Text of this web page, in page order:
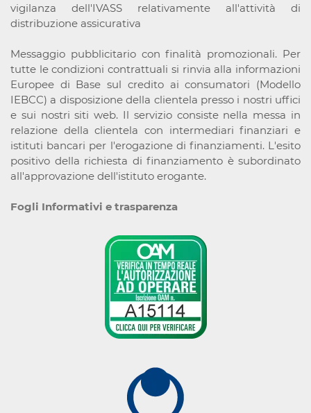
vigilanza dell'IVASS relativamente all'attività di
distribuzione assicurativa
Messaggio pubblicitario con finalità promozionali. Per
tutte le condizioni contrattuali si rinvia alla informazioni
Europee di Base sul credito ai consumatori (Modello
IEBCC) a disposizione della clientela presso i nostri uffici
e sui nostri siti web. Il servizio consiste nella messa in
relazione della clientela con intermediari finanziari e
istituti bancari per l'erogazione di finanziamenti. L'esito
positivo della richiesta di finanziamento è subordinato
all'approvazione dell'istituto erogante.
Fogli Informativi e trasparenza